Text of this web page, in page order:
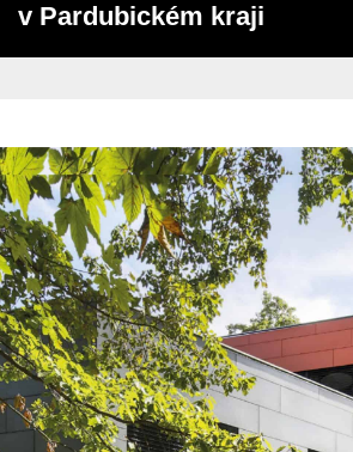
v Pardubickém kraji